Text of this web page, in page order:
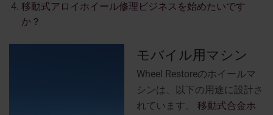
移動式アロイホイール修理ビジネスを始めたいです
か？
モバイル用マシン
Wheel Restoreのホイールマ
シンは、以下の用途に設計さ
れています。 移動式合金ホ